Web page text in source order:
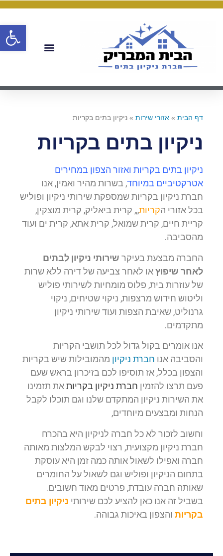
דף הבית » אזורי שירות » ניקיון בתים בקריות
ניקיון בתים בקריות
ניקיון בתים בקריות ואזור הצפון במחירים
אטרקטיביים במיוחד, בשרות מהיר ואמין, אנו
חברת ניקיון בקריות שמספקת שירותי ניקיון ופוליש
בכל אזורי הקריות,,, קרית ביאליק, קרית מוצקין,
קריית חיים, קרית שמואל, קרית אתא, קרית ים ועוד
מהסביבה.
החברה מבצעת בעיקר שירותי ניקיון לבתים
לאחר שיפוץאו לאחר צביעה של דירה ללא שרות
של עוזרות בית, פלוס מומחיות לשירותי פוליש
וליטוש חידוש מרצפות, ניקוי שטיחים, ניקוי
גרנוליט, שאיבת הצפות ועוד שירותי ניקיון
מתקדמים.
אנו אומרים בקול גדול לכל תושבי הקריות
והסביבה אנו חברת ניקיון מהמובילות שיש בקריות
והצפון בכלל, אז תוסיפו לכם בזיכרון בראש שעם
פעם תרצו להזמין חברת ניקיון בקריותאת תזמינו
את השירות ניקיון המתקדם שלנו וגם תוכלו לקבל
הנחות ומבצעים מיוחדים,
וחשוב לזכור לא כל חברה לניקיון היא בהכרח
חברת ניקיון מקצועית, רצוי לבקש המלצות מאותה
חברה ואפילו לשאול אותה כמה זמן היא עוסקת
בתחום הניקיון ופוליש וגם לשאול על החומרים
שאותה חברה עובדת, פרטים מאוד חשובים.
בשביל זה אנו כאן להציע לכם שירותי ניקיון בתים
בקריות והצפון באיכות גבוהה.